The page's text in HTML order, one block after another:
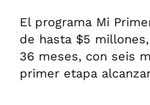
El programa Mi
de hasta $5
36 meses, con seis
primer etapa